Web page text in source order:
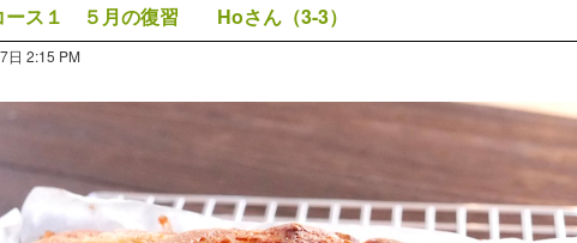
ース１ ５月の復習 Hoさん（3-3）
日 2:15 PM